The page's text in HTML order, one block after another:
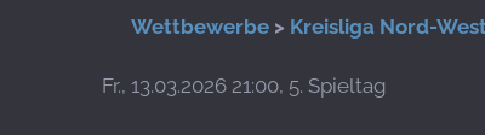
Wettbewerbe > Kreisliga Nord-West
Fr., 13.03.2026 21:00, 5. Spieltag